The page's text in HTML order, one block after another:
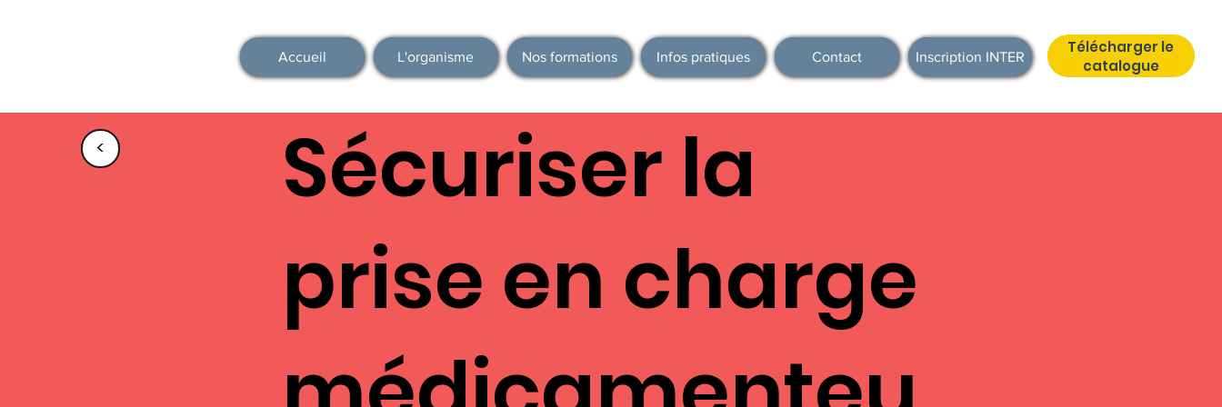
Accueil L'organisme Nos formations Infos pratiques Contact Inscription INTER
Télécharger le
catalogue
<
Sécuriser la
prise en charge